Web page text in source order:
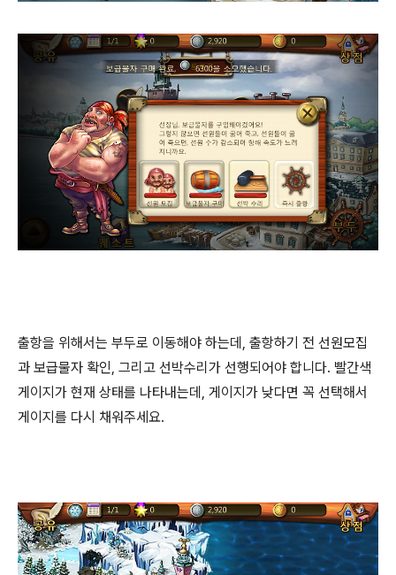
출항을 위해서는 부두로 이동해야 하는데, 출항하기 전 선원모집
과 보급물자 확인, 그리고 선박수리가 선행되어야 합니다. 빨간색
게이지가 현재 상태를 나타내는데, 게이지가 낮다면 꼭 선택해서
게이지를 다시 채워주세요.